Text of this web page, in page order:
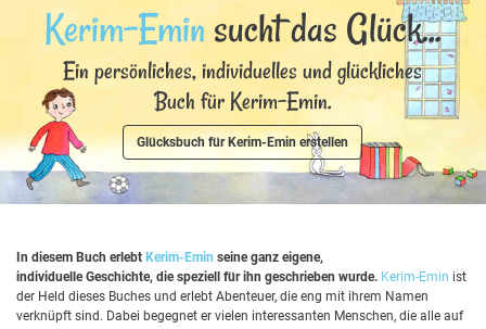
Kerim-Eminsucht das Glück...
Ein persönliches, individuelles und glückliches
Buch für Kerim-Emin.
Glücksbuch für Kerim-Emin erstellen
In diesem Buch erlebt Kerim-Emin seine ganz eigene,
individuelle Geschichte, die speziell für ihn geschrieben wurde. Kerim-Emin ist
der Held dieses Buches und erlebt Abenteuer, die eng mit ihrem Namen
verknüpft sind. Dabei begegnet er vielen interessanten Menschen, die alle auf